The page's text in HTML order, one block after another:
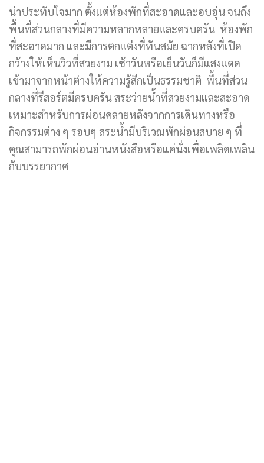
น่าประทับใจมาก ตั้งแต่ห้องพักที่สะอาดและอบอุ่น จนถึง
พื้นที่ส่วนกลางที่มีความหลากหลายและครบครัน ห้องพัก
ที่สะอาดมาก และมีการตกแต่งที่ทันสมัย ฉากหลังที่เปิด
กว้างให้เห็นวิวที่สวยงาม เช้าวันหรือเย็นวันก็มีแสงแดด
เข้ามาจากหน้าต่างให้ความรู้สึกเป็นธรรมชาติ พื้นที่ส่วน
กลางที่รีสอร์ตมีครบครัน สระว่ายน้ำที่สวยงามและสะอาด
เหมาะสำหรับการผ่อนคลายหลังจากการเดินทางหรือ
กิจกรรมต่าง ๆ รอบๆ สระน้ำมีบริเวณพักผ่อนสบาย ๆ ที่
คุณสามารถพักผ่อนอ่านหนังสือหรือแค่นั่งเพื่อเพลิดเพลิน
กับบรรยากาศ